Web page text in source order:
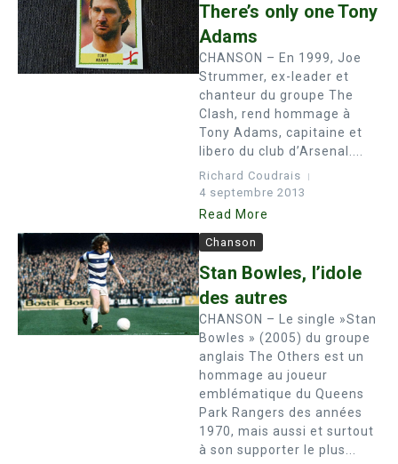
There’s only one Tony
Adams
CHANSON – En 1999, Joe
Strummer, ex-leader et
chanteur du groupe The
Clash, rend hommage à
Tony Adams, capitaine et
libero du club d’Arsenal....
Richard Coudrais
4 septembre 2013
Read More
Chanson
Stan Bowles, l’idole
des autres
CHANSON – Le single »Stan
Bowles » (2005) du groupe
anglais The Others est un
hommage au joueur
emblématique du Queens
Park Rangers des années
1970, mais aussi et surtout
à son supporter le plus...